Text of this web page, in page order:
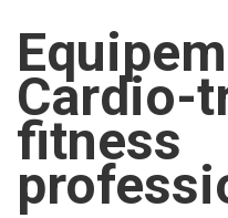
Cardio-
fitness